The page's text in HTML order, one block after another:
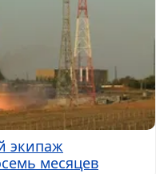
экипаж
месяцев